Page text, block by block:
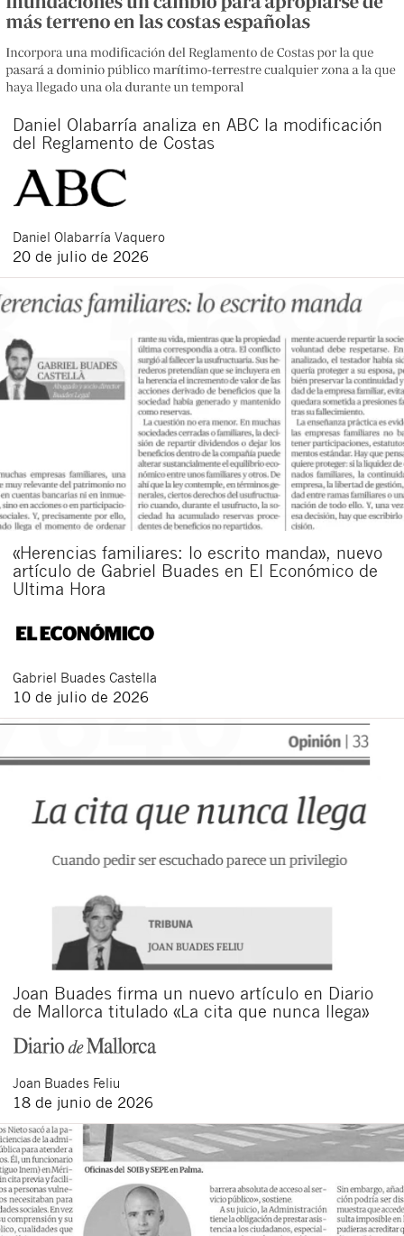
Daniel Olabarría analiza en ABC la modificación
del Reglamento de Costas
Daniel Olabarría Vaquero
20 de julio de 2026
«Herencias familiares: lo escrito manda», nuevo
artículo de Gabriel Buades en El Económico de
Ultima Hora
Gabriel Buades Castella
10 de julio de 2026
Joan Buades firma un nuevo artículo en Diario
de Mallorca titulado «La cita que nunca llega»
Joan Buades Feliu
18 de junio de 2026